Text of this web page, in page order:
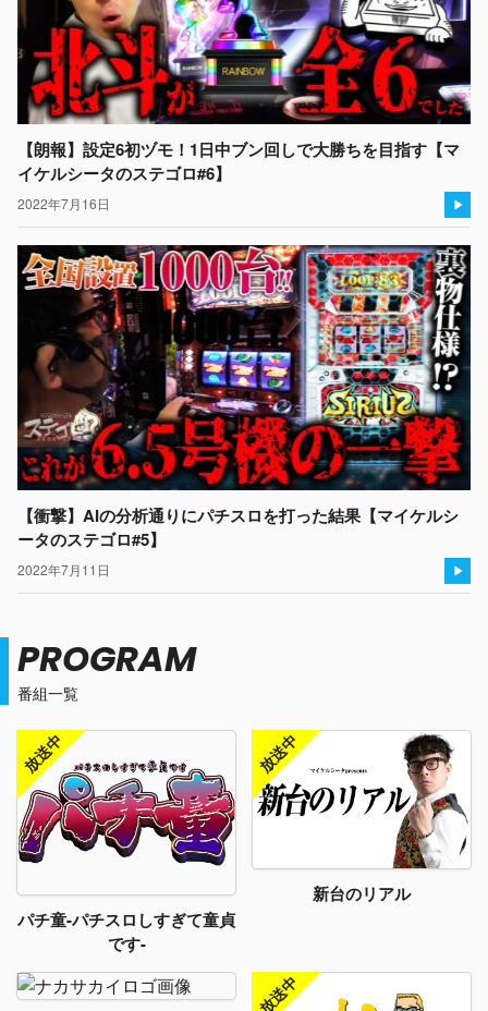
【朗報】設定6初ヅモ！1日中ブン回しで大勝ちを目指す【マ
イケルシータのステゴロ#6】
2022年7月16日
【衝撃】AIの分析通りにパチスロを打った結果【マイケルシ
ータのステゴロ#5】
2022年7月11日
番組一覧
PROGRAM
パチ童-パチスロしすぎて童貞
です-
新台のリアル